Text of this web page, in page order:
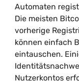
Automaten
Die meisten
vorherige
können einfach
eintauschen.
Nutzerkontos